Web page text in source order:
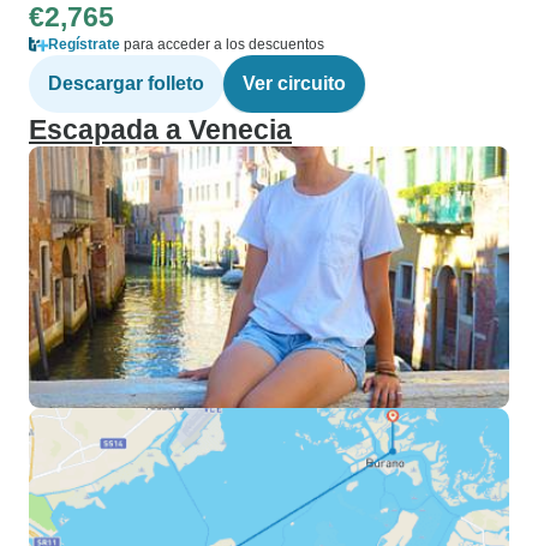
€2,765
Regístrate para acceder a los descuentos
Descargar folleto Ver circuito
Escapada a Venecia